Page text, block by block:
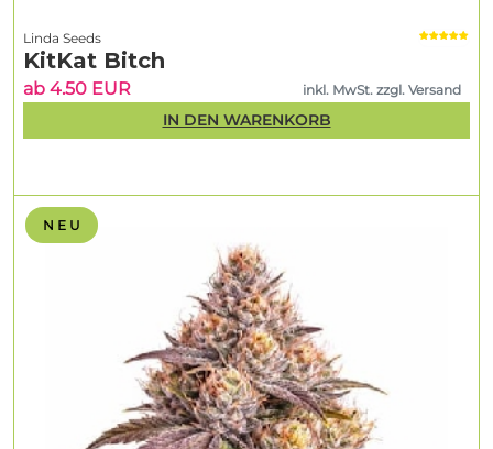
N E U
Linda Seeds
KitKat Bitch
ab 4.50 EUR inkl. MwSt. zzgl. Versand
IN DEN WARENKORB